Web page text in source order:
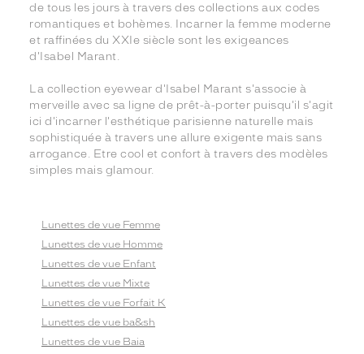
de tous les jours à travers des collections aux codes
romantiques et bohèmes. Incarner la femme moderne
et raffinées du XXIe siècle sont les exigeances
d'Isabel Marant.
La collection eyewear d'Isabel Marant s'associe à
merveille avec sa ligne de prêt-à-porter puisqu'il s'agit
ici d'incarner l'esthétique parisienne naturelle mais
sophistiquée à travers une allure exigente mais sans
arrogance. Etre cool et confort à travers des modèles
simples mais glamour.
Lunettes de vue Femme
Lunettes de vue Homme
Lunettes de vue Enfant
Lunettes de vue Mixte
Lunettes de vue Forfait K
Lunettes de vue ba&sh
Lunettes de vue Baia